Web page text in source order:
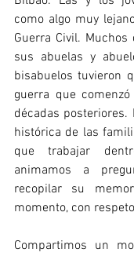
como algo muy
Guerra Civil.
sus abuelas y
bisabuelos tuvieron
guerra que
décadas posteriores.
histórica de las
que trabajar
animamos a
recopilar su
momento, con
Compartimos un